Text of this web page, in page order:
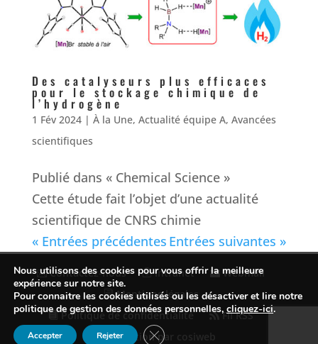
Des catalyseurs plus efficaces
pour le stockage chimique de
l’hydrogène
1 Fév 2024| À la Une, Actualité équipe A, Avancées
scientifiques
Publié dans « Chemical Science »
Cette étude fait l’objet d’une actualité
scientifique de CNRS chimie
« Entrées précédentes Entrées suivantes »
Contactez-nous Intranet
Webmail
Mentions légales
Politique de confidentialité
Fil RSS
Conception par cosiweb
Nous utilisons des cookies pour vous offrir la meilleure
expérience sur notre site.
Pour connaitre les cookies utilisés ou les désactiver et lire notre
politique de gestion des données personnelles, cliquez-ici.
Accepter Rejeter Fermer la bannière des cookies